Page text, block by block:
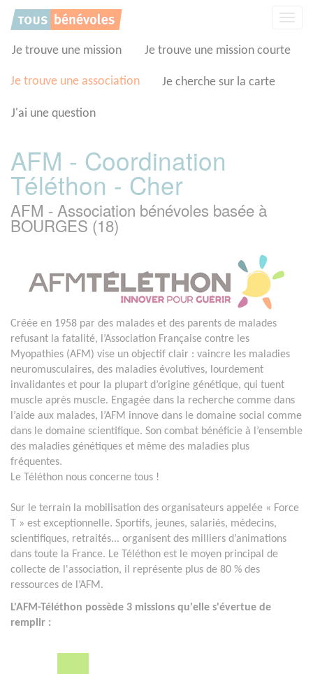
Je trouve une mission Je trouve une mission courte
Je trouve une association Je cherche sur la carte
J'ai une question
AFM - Coordination
Téléthon - Cher
AFM - Association bénévoles basée à
BOURGES (18)
Créée en 1958 par des malades et des parents de malades
refusant la fatalité, l’Association Française contre les
Myopathies (AFM) vise un objectif clair : vaincre les maladies
neuromusculaires, des maladies évolutives, lourdement
invalidantes et pour la plupart d’origine génétique, qui tuent
muscle après muscle. Engagée dans la recherche comme dans
l’aide aux malades, l’AFM innove dans le domaine social comme
dans le domaine scientifique. Son combat bénéficie à l’ensemble
des maladies génétiques et même des maladies plus
fréquentes.
Le Téléthon nous concerne tous !
Sur le terrain la mobilisation des organisateurs appelée « Force
T » est exceptionnelle. Sportifs, jeunes, salariés, médecins,
scientifiques, retraités... organisent des milliers d’animations
dans toute la France. Le Téléthon est le moyen principal de
collecte de l'association, il représente plus de 80 % des
ressources de l’AFM.
L'AFM-Téléthon possède 3 missions qu'elle s'évertue de
remplir :
Panneau de gestion des cookies